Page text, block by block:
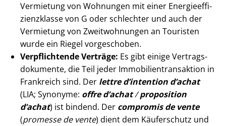
Vermietung von Wohnungen mit einer En­er­gie­ef­fi­
zi­enz­klas­se von G oder schlechter und auch der
Vermietung von Zweitwohnungen an Touristen
wurde ein Riegel vorgeschoben.
Verpflichtende Verträge: Es gibt einige Ver­trags­
do­ku­men­te, die Teil jeder Im­mo­bi­li­en­trans­ak­ti­on in
Frankreich sind. Der lettre d’intention d’achat
(LIA; Synonyme: offre d’achat/proposition
d’achat) ist bindend. Der compromis de vente
(promesse de vente) dient dem Käuferschutz und